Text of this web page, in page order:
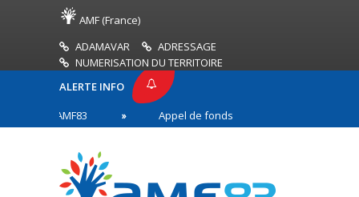
AMF (France)
ADAMAVAR
ADRESSAGE
NUMERISATION DU TERRITOIRE
ALERTE INFO
AMF83
Appel de fonds incendies de forêt
en première ligne